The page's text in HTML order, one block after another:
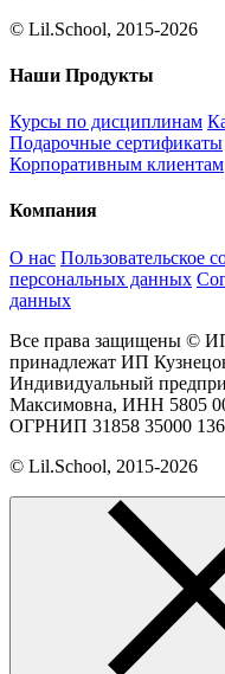
© Lil.School, 2015‐2026
Наши Продукты
Курсы по дисциплинам
Подарочные сертификаты
Корпоративным клиентам
Компания
О нас Пользовательское
персональных данных
данных
Все права защищены ©
принадлежат ИП
Индивидуальный
Максимовна, ИНН 5805
ОГРНИП 31858 35000
© Lil.School, 2015‐2026